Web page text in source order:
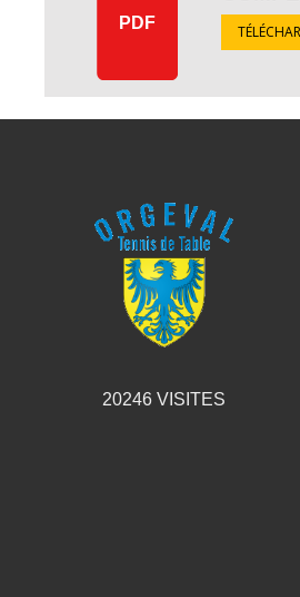
PDF
20246VISITES